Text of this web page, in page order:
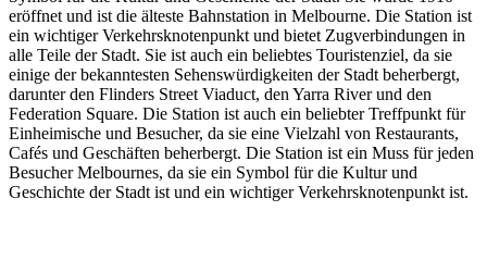
eröffnet und ist die älteste Bahnstation in Melbourne. Die Station ist
ein wichtiger Verkehrsknotenpunkt und bietet Zugverbindungen in
alle Teile der Stadt. Sie ist auch ein beliebtes Touristenziel, da sie
einige der bekanntesten Sehenswürdigkeiten der Stadt beherbergt,
darunter den Flinders Street Viaduct, den Yarra River und den
Federation Square. Die Station ist auch ein beliebter Treffpunkt für
Einheimische und Besucher, da sie eine Vielzahl von Restaurants,
Cafés und Geschäften beherbergt. Die Station ist ein Muss für jeden
Besucher Melbournes, da sie ein Symbol für die Kultur und
Geschichte der Stadt ist und ein wichtiger Verkehrsknotenpunkt ist.